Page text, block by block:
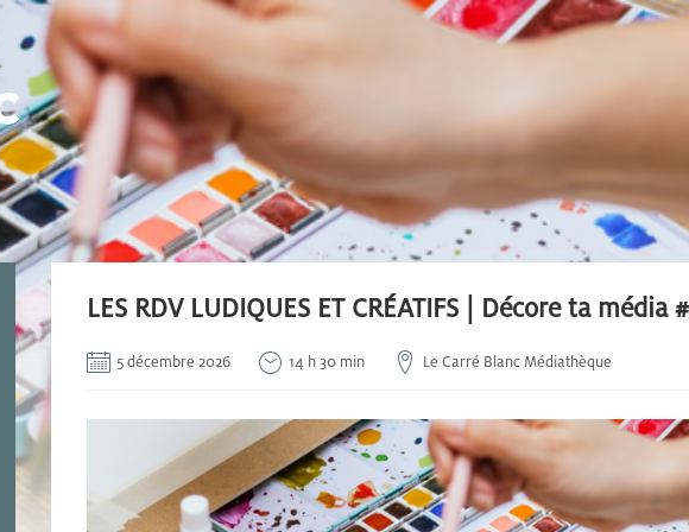
LES RDV LUDIQUES ET CRÉATIFS | Décore ta média
5 décembre 2026 14 h 30 min Le Carré Blanc Médiathèque